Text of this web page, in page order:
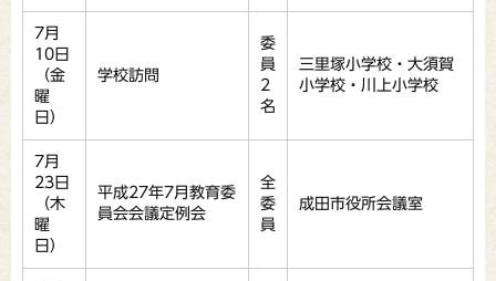
7月
10日
（金
曜
日）
学校訪問
委
員
2
名
三里塚小学校・大須賀
小学校・川上小学校
7月
23日
（木
曜
日）
平成27年7月教育委
員会会議定例会
全
委
員
成田市役所会議室